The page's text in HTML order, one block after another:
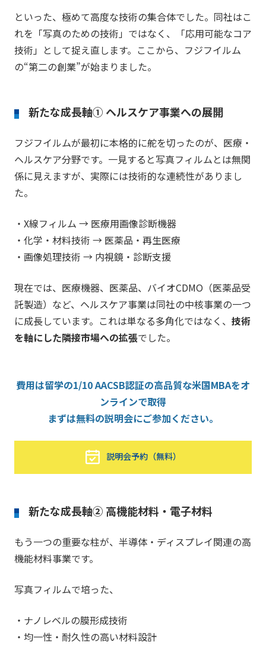
といった、極めて高度な技術の集合体でした。同社はこ
れを「写真のための技術」ではなく、「応用可能なコア
技術」として捉え直します。ここから、フジフイルム
の“第二の創業”が始まりました。
新たな成長軸① ヘルスケア事業への展開
フジフイルムが最初に本格的に舵を切ったのが、医療・
ヘルスケア分野です。一見すると写真フィルムとは無関
係に見えますが、実際には技術的な連続性がありまし
た。
・X線フィルム → 医療用画像診断機器
・化学・材料技術 → 医薬品・再生医療
・画像処理技術 → 内視鏡・診断支援
現在では、医療機器、医薬品、バイオCDMO（医薬品受
託製造）など、ヘルスケア事業は同社の中核事業の一つ
に成長しています。これは単なる多角化ではなく、 技術
を軸にした隣接市場への拡張でした。
費用は留学の1/10 AACSB認証の高品質な米国MBAをオ
ンラインで取得
まずは無料の説明会にご参加ください。
説明会予約（無料）
新たな成長軸② 高機能材料・電子材料
もう一つの重要な柱が、半導体・ディスプレイ関連の高
機能材料事業です。
写真フィルムで培った、
・ナノレベルの膜形成技術
・均一性・耐久性の高い材料設計